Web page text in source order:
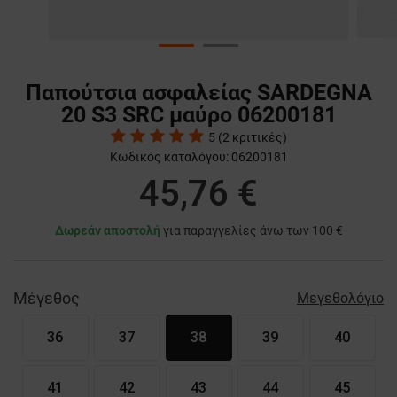
Παπούτσια ασφαλείας SARDEGNA
20 S3 SRC μαύρο 06200181
5 (2 κριτικές)
Κωδικός καταλόγου: 06200181
45,76 €
Δωρεάν αποστολή για παραγγελίες άνω των 100 €
Μέγεθος Μεγεθολόγιο
36 37 38 39 40
41 42 43 44 45